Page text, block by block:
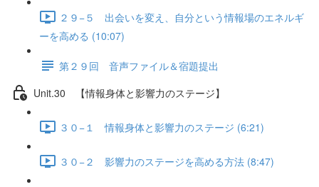
２９−５ 出会いを変え、自分という情報場のエネルギ
ーを高める (10:07)
第２９回 音声ファイル＆宿題提出
Unit.30 【情報身体と影響力のステージ】
３０−１ 情報身体と影響力のステージ (6:21)
３０−２ 影響力のステージを高める方法 (8:47)